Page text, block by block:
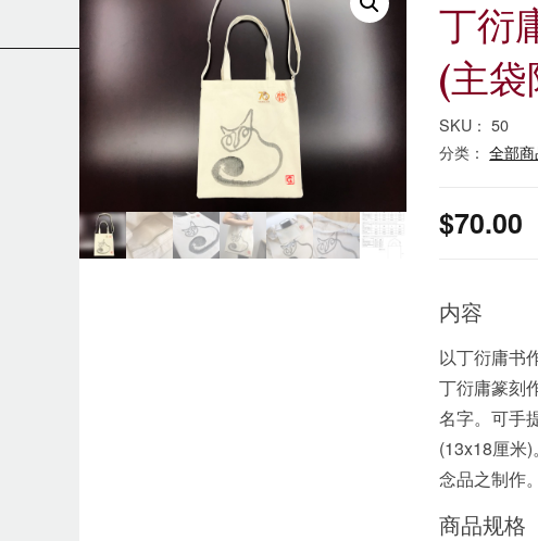
丁衍
(主
SKU：50
分类：全部商
$70.00
内容
以丁衍庸书
丁衍庸篆刻
名字。可手
(13x18厘米
念品之制作。
商品规格